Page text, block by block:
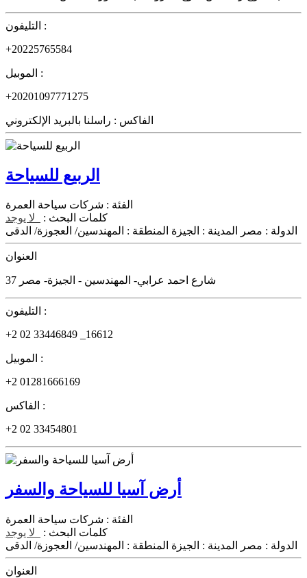
التليفون :
+20225765584
الموبيل :
+20201097771275
الفاكس : راسلنا بالبريد الإلكتروني
الربيع للسياحة
الفئة : شركات سياحة العمرة
كلمات البحث :
لا يوجد
الدولة : مصر المدينة : الجيزة المنطقة : المهندسين/ العجوزة/ الدقى
العنوان
37 شارع احمد عرابي- المهندسين - الجيزة- مصر
التليفون :
+2 02 33446849 _16612
الموبيل :
+2 01281666169
الفاكس :
+2 02 33454801
أرض آسيا للسياحة والسفر
الفئة : شركات سياحة العمرة
كلمات البحث :
لا يوجد
الدولة : مصر المدينة : الجيزة المنطقة : المهندسين/ العجوزة/ الدقى
العنوان